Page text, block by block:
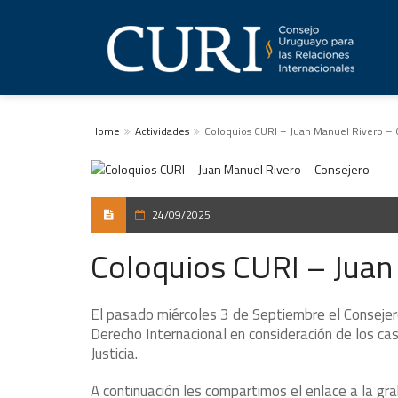
Home Actividades Coloquios CURI – Juan Manuel Rivero –
24/09/2025
Coloquios CURI –
El pasado miércoles 3 de Septiembre el
Derecho Internacional en consideración de los
Justicia.
A continuación les compartimos el enlace a la